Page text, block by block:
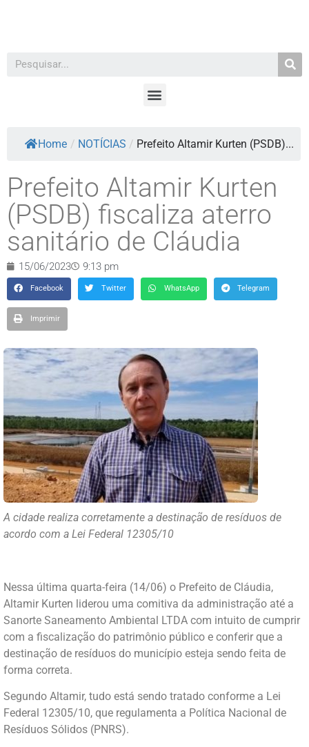
Home / NOTÍCIAS / Prefeito Altamir Kurten (PSDB)...
Prefeito Altamir Kurten
(PSDB) fiscaliza aterro
sanitário de Cláudia
15/06/2023 9:13 pm
Facebook Twitter WhatsApp Telegram
Imprimir
A cidade realiza corretamente a destinação de resíduos de
acordo com a Lei Federal 12305/10
Nessa última quarta-feira (14/06) o Prefeito de Cláudia,
Altamir Kurten liderou uma comitiva da administração até a
Sanorte Saneamento Ambiental LTDA com intuito de cumprir
com a fiscalização do patrimônio público e conferir que a
destinação de resíduos do município esteja sendo feita de
forma correta.
Segundo Altamir, tudo está sendo tratado conforme a Lei
Federal 12305/10, que regulamenta a Política Nacional de
Resíduos Sólidos (PNRS).